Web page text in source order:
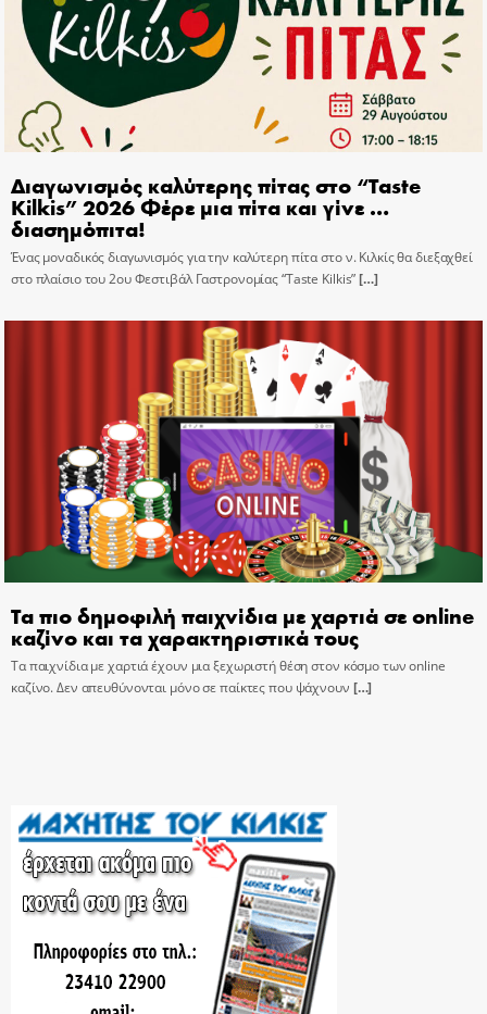
Διαγωνισμός καλύτερης πίτας στο “Taste
Kilkis” 2026 Φέρε μια πίτα και γίνε …
διασημόπιτα!
Ένας μοναδικός διαγωνισμός για την καλύτερη πίτα στο ν. Κιλκίς θα διεξαχθεί
στο πλαίσιο του 2ου Φεστιβάλ Γαστρονομίας “Taste Kilkis”[…]
Τα πιο δημοφιλή παιχνίδια με χαρτιά σε online
καζίνο και τα χαρακτηριστικά τους
Τα παιχνίδια με χαρτιά έχουν μια ξεχωριστή θέση στον κόσμο των online
καζίνο. Δεν απευθύνονται μόνο σε παίκτες που ψάχνουν […]